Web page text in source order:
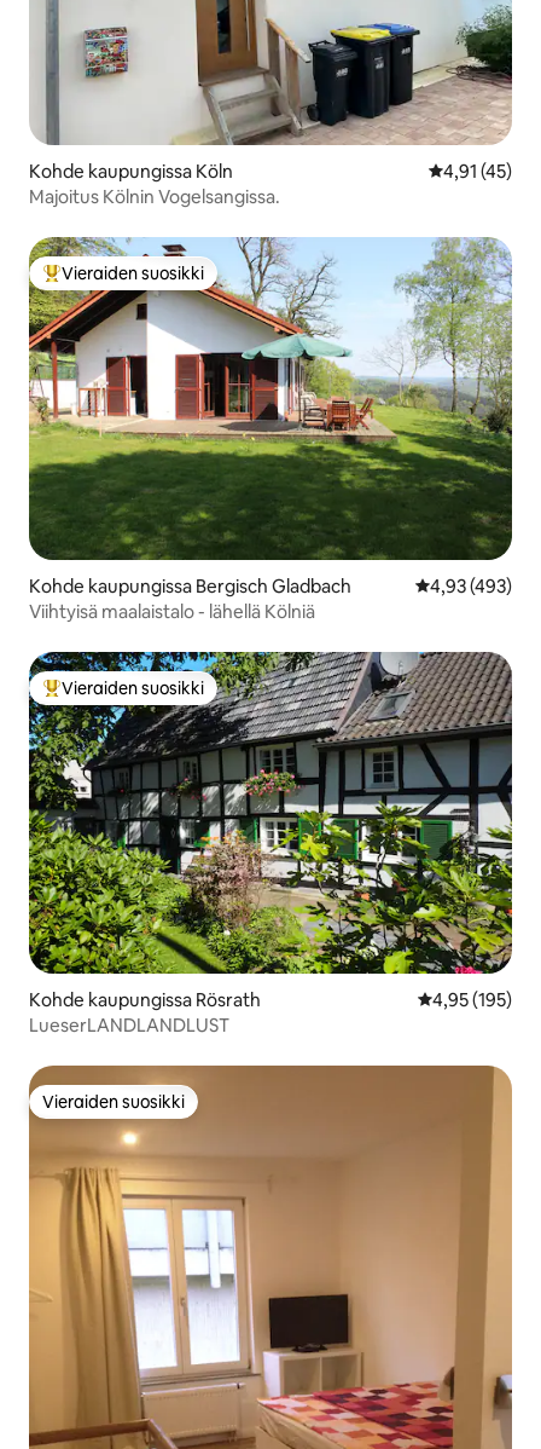
Kohde kaupungissa Köln
4,91 (45)
Majoitus Kölnin Vogelsangissa.
Vieraiden suosikkien parhaimmistoa
Vieraiden suosikki
Kohde kaupungissa Bergisch Gladbach
4,93 (493)
Viihtyisä maalaistalo - lähellä Kölniä
Vieraiden suosikkien parhaimmistoa
Vieraiden suosikki
Kohde kaupungissa Rösrath
4,95 (195)
LueserLANDLANDLUST
Vieraiden suosikki
Vieraiden suosikki